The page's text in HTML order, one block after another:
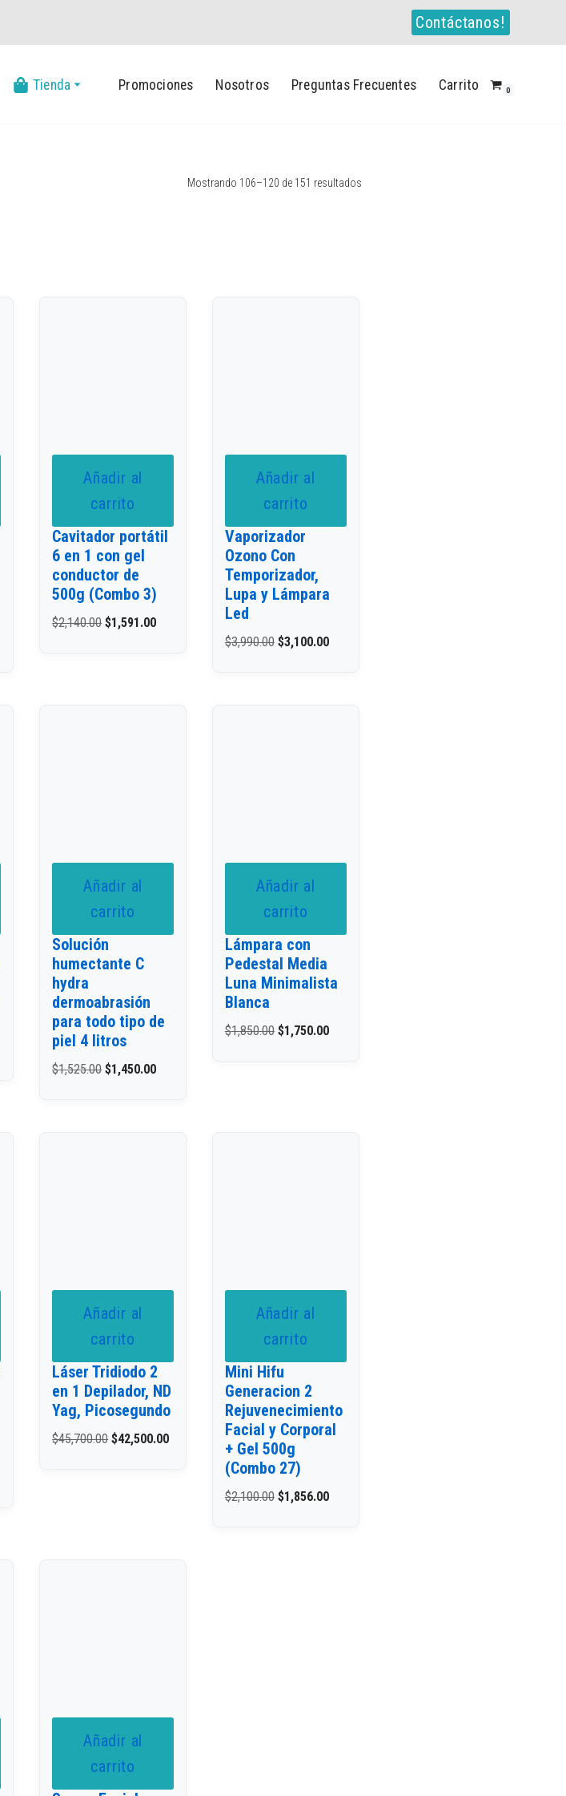
Contáctanos!
Tienda Promociones Nosotros Preguntas Frecuentes Carrito 0
Mostrando 106–120 de 151 resultados
Añadir al
carrito
Cavitador portátil
6 en 1 con gel
conductor de
500g (Combo 3)
$2,140.00 $1,591.00
Añadir al
carrito
Vaporizador
Ozono Con
Temporizador,
Lupa y Lámpara
Led
$3,990.00 $3,100.00
Añadir al
carrito
Solución
humectante C
hydra
dermoabrasión
para todo tipo de
piel 4 litros
$1,525.00 $1,450.00
Añadir al
carrito
Lámpara con
Pedestal Media
Luna Minimalista
Blanca
$1,850.00 $1,750.00
Añadir al
carrito
Láser Tridiodo 2
en 1 Depilador, ND
Yag, Picosegundo
$45,700.00 $42,500.00
Añadir al
carrito
Mini Hifu
Generacion 2
Rejuvenecimiento
Facial y Corporal
+ Gel 500g
(Combo 27)
$2,100.00 $1,856.00
Añadir al
carrito